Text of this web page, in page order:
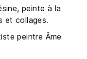
peinte à la
et collages.
peintre Âme